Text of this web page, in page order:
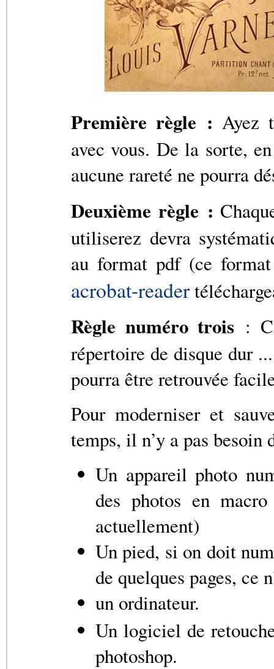
Première règle : Ayez
avec vous. De la sorte,
aucune rareté ne pourra
Deuxième règle :
utiliserez devra
au format pdf (ce
acrobat-reader
Règle numéro trois :
répertoire de disque dur
pourra être retrouvée
Pour moderniser et
temps, il n’y a pas besoin
Un appareil photo
des photos en
actuellement)
Un pied, si on doit
de quelques pages, ce
un ordinateur.
Un logiciel de
photoshop.